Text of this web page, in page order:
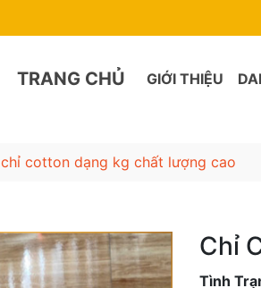
TRANG CHỦ GIỚI THIỆU
chỉ cotton dạng kg chất lượng cao
Chỉ
Tình